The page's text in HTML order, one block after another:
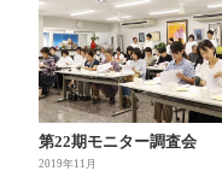
第22期モニター調査会
2019年11月